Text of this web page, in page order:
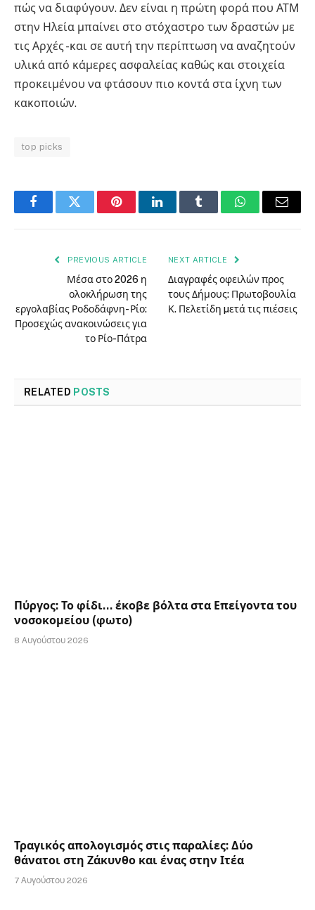
πώς να διαφύγουν. Δεν είναι η πρώτη φορά που ΑΤΜ
στην Ηλεία μπαίνει στο στόχαστρο των δραστών με
τις Αρχές -και σε αυτή την περίπτωση να αναζητούν
υλικά από κάμερες ασφαλείας καθώς και στοιχεία
προκειμένου να φτάσουν πιο κοντά στα ίχνη των
κακοποιών.
top picks
FacebookTwitter PinterestLinkedInTumblr WhatsAppEmail
PREVIOUS ARTICLE
Μέσα στο 2026 η
ολοκλήρωση της
εργολαβίας Ροδοδάφνη- Ρίο:
Προσεχώς ανακοινώσεις για
το Ρίο-Πάτρα
NEXT ARTICLE
Διαγραφές οφειλών προς
τους Δήμους: Πρωτοβουλία
Κ. Πελετίδη µετά τις πιέσεις
RELATED POSTS
Πύργος: Το φίδι… έκοβε βόλτα στα Επείγοντα του
νοσοκομείου (φωτο)
8 Αυγούστου 2026
Τραγικός απολογισμός στις παραλίες: Δύο
θάνατοι στη Ζάκυνθο και ένας στην Ιτέα
7 Αυγούστου 2026